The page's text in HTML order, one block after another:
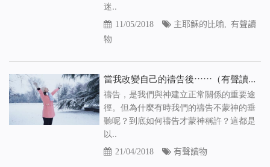
迷..
11/05/2018 主耶穌的比喻
有聲讀
物
當我改變自己的禱告後⋯⋯（有聲讀物）
禱告，是我們與神建立正常關係的重要途
徑。但為什麼有時我們的禱告不蒙神的垂
聽呢？到底如何禱告才蒙神稱許？這都是
以..
21/04/2018 有聲讀物